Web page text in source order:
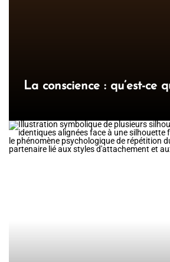
La conscience : qu’est-ce